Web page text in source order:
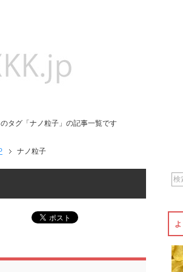
タグ「ナノ粒子」の記事一覧です
ナノ粒子